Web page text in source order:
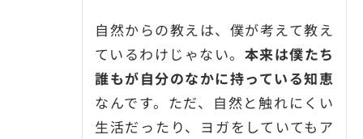
自然からの教えは、僕が考えて教え
ているわけじゃない。 本来は僕たち
誰もが自分のなかに持っている知恵
なんです。ただ、自然と触れにくい
生活だったり、ヨガをしていてもア